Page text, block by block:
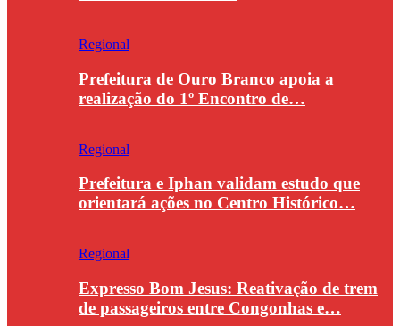
Regional
Prefeitura de Ouro Branco apoia a
realização do 1º Encontro de…
Regional
Prefeitura e Iphan validam estudo que
orientará ações no Centro Histórico…
Regional
Expresso Bom Jesus: Reativação de trem
de passageiros entre Congonhas e…